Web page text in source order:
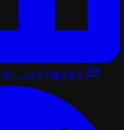
(新しいタブで開きます)